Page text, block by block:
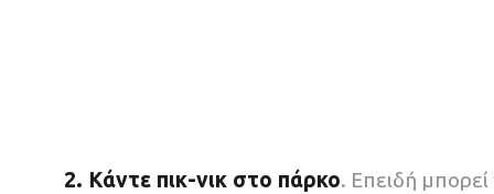
2. Κάντε πικ-νικ στο πάρκο. Επειδή μπορεί